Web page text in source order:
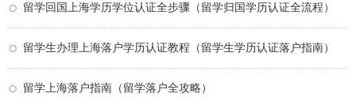
留学回国上海学历学位认证全步骤（留学归国学历认证全流程）
留学生办理上海落户学历认证教程（留学生学历认证落户指南）
留学上海落户指南（留学落户全攻略）